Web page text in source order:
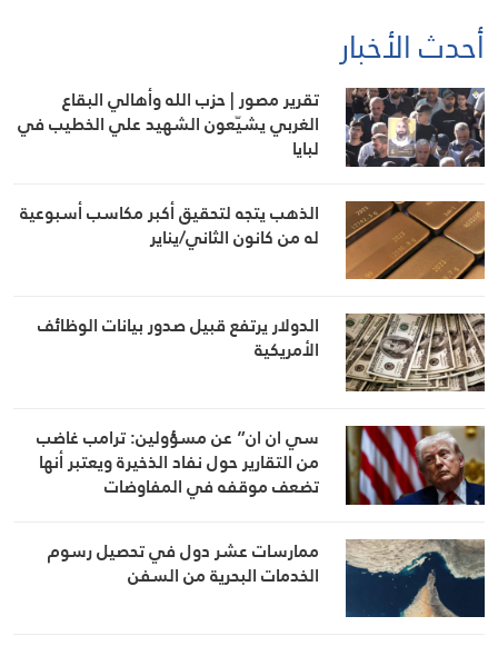
أحدث الأخبار
تقرير مصور | حزب الله وأهالي البقاع
الغربي يشيّعون الشهيد علي الخطيب في
لبايا
الذهب يتجه لتحقيق أكبر مكاسب أسبوعية
له من كانون الثاني/يناير
الدولار يرتفع قبيل صدور بيانات الوظائف
الأمريكية
سي ان ان” عن مسؤولين: ترامب غاضب
من التقارير حول نفاد الذخيرة ويعتبر أنها
تضعف موقفه في المفاوضات
ممارسات عشر دول في تحصيل رسوم
الخدمات البحرية من السفن